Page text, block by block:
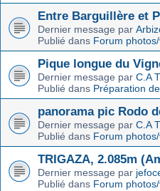
Entre Barguillère et
Dernier message par
Publié dans Forum
Pique longue du
Dernier message par C.A
Publié dans Préparation
panorama pic Rodo
Dernier message par C.A
Publié dans Forum
TRIGAZA, 2.085m
Dernier message par
Publié dans Forum